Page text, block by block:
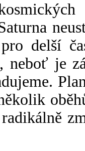
delší
neboť je